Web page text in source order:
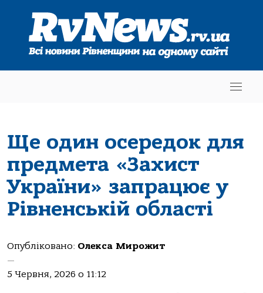
Ще один осередок для
предмета «Захист
України» запрацює у
Рівненській області
Опубліковано: Олекса Мирожит
—
5 Червня, 2026 о 11:12